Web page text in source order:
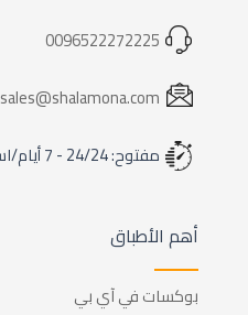
0096522272225
sales@shalamona.com
مفتوح: 24/24 - 7 أيام/اسبوع
أهم الأطباق
بوكسات في آي بي